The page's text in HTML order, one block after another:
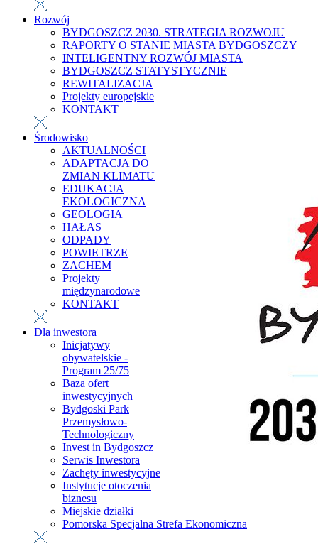
Rozwój
BYDGOSZCZ 2030. STRATEGIA ROZWOJU
RAPORTY O STANIE MIASTA BYDGOSZCZY
INTELIGENTNY ROZWÓJ MIASTA
BYDGOSZCZ STATYSTYCZNIE
REWITALIZACJA
Projekty europejskie
KONTAKT
Środowisko
AKTUALNOŚCI
ADAPTACJA DO
ZMIAN KLIMATU
EDUKACJA
EKOLOGICZNA
GEOLOGIA
HAŁAS
ODPADY
POWIETRZE
ZACHEM
Projekty
międzynarodowe
KONTAKT
Dla inwestora
Inicjatywy
obywatelskie -
Program 25/75
Baza ofert
inwestycyjnych
Bydgoski Park
Przemysłowo-
Technologiczny
Invest in Bydgoszcz
Serwis Inwestora
Zachęty inwestycyjne
Instytucje otoczenia
biznesu
Miejskie działki
Pomorska Specjalna Strefa Ekonomiczna